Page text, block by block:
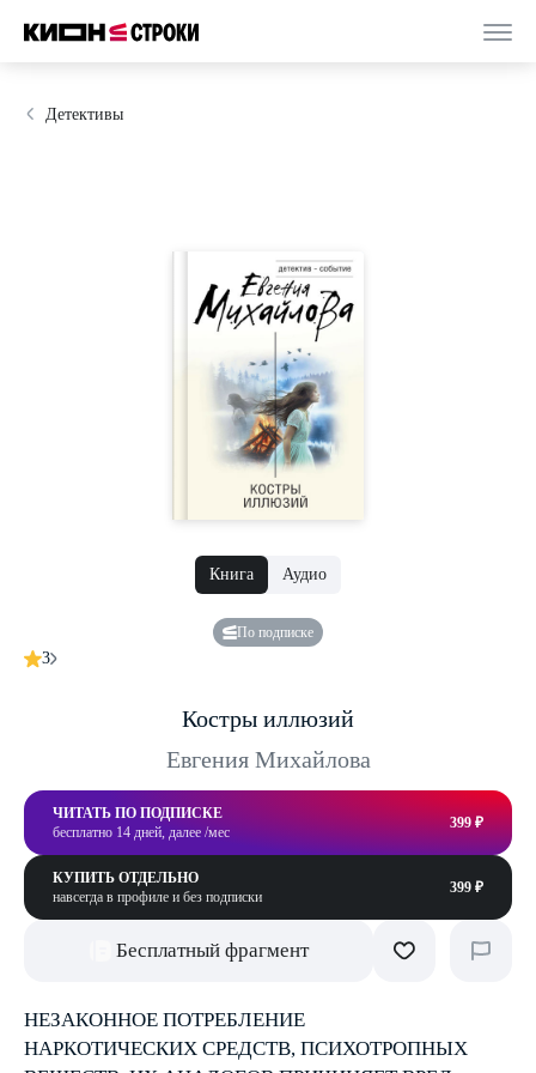
Детективы
Книга Аудио
По подписке
3
Костры иллюзий
Евгения Михайлова
ЧИТАТЬ ПО ПОДПИСКЕ
бесплатно 14 дней, далее /мес
399 ₽
КУПИТЬ ОТДЕЛЬНО
навсегда в профиле и без подписки
399 ₽
Бесплатный фрагмент
НЕЗАКОННОЕ ПОТРЕБЛЕНИЕ
НАРКОТИЧЕСКИХ СРЕДСТВ, ПСИХОТРОПНЫХ